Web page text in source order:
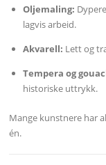
Oljemaling:
lagvis arbeid.
Akvarell: Lett og
Tempera og
historiske uttrykk.
Mange kunstnere har
én.